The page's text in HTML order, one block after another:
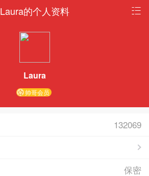
Laura的个人资料
Laura
帅哥会员
132069
保密